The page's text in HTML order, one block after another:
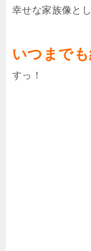
幸せな家族像と
いつまで
すっ！